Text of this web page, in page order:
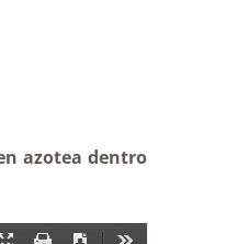
azotea dentro